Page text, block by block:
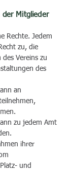
der Mitglieder
Rechte. Jedem
zu, die
Vereins zu
des
an
zu jedem Amt
ihrer
und